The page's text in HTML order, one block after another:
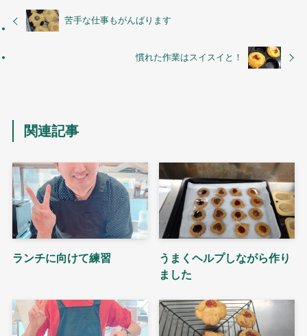
苦手な仕事もがんばります
慣れた作業はスイスイと！
関連記事
ランチに向けて練習
うまくヘルプしながら作り
ました